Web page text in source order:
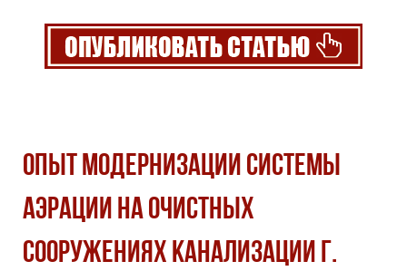
ОПЫТ МОДЕРНИЗАЦИИ СИСТЕМЫ
АЭРАЦИИ НА ОЧИСТНЫХ
СООРУЖЕНИЯХ КАНАЛИЗАЦИИ Г.